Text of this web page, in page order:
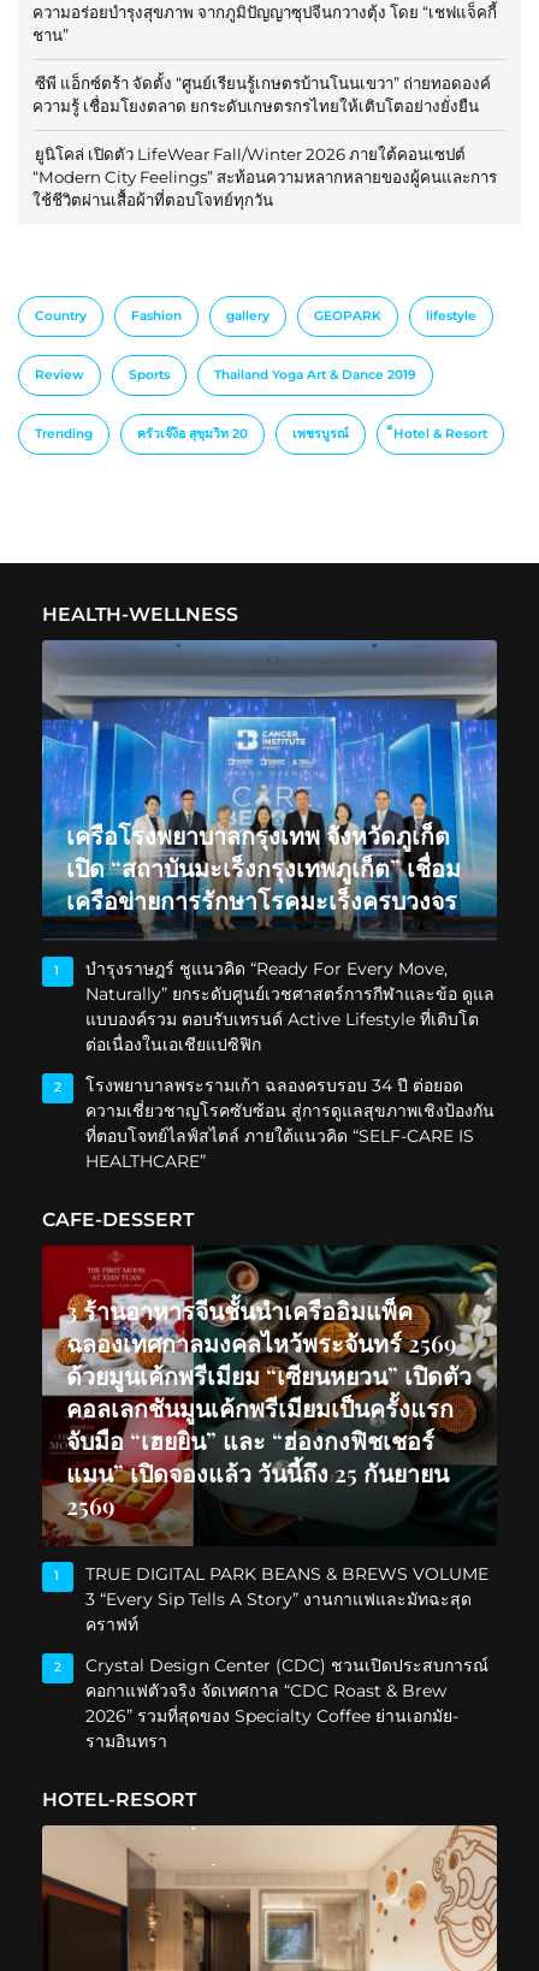
ความอร่อยบำรุงสุขภาพ จากภูมิปัญญาซุปจีนกวางตุ้ง โดย “เชฟแจ็คกี้
ชาน”
ซีพี แอ็กซ์ตร้า จัดตั้ง “ศูนย์เรียนรู้เกษตรบ้านโนนเขวา” ถ่ายทอดองค์
ความรู้ เชื่อมโยงตลาด ยกระดับเกษตรกรไทยให้เติบโตอย่างยั่งยืน
ยูนิโคล่ เปิดตัว LifeWear Fall/Winter 2026 ภายใต้คอนเซปต์
“Modern City Feelings” สะท้อนความหลากหลายของผู้คนและการ
ใช้ชีวิตผ่านเสื้อผ้าที่ตอบโจทย์ทุกวัน
Country Fashion gallery GEOPARK lifestyle
Review Sports Thailand Yoga Art & Dance 2019
Trending ครัวเจ๊ง้อ สุขุมวิท 20 เพชรบูรณ์ ็Hotel & Resort
HEALTH-WELLNESS
เครือโรงพยาบาลกรุงเทพ จังหวัดภูเก็ต
เปิด “สถาบันมะเร็งกรุงเทพภูเก็ต” เชื่อม
เครือข่ายการรักษาโรคมะเร็งครบวงจร
1
บำรุงราษฎร์ ชูแนวคิด “Ready For Every Move,
Naturally” ยกระดับศูนย์เวชศาสตร์การกีฬาและข้อ ดูแล
แบบองค์รวม ตอบรับเทรนด์ Active Lifestyle ที่เติบโต
ต่อเนื่องในเอเชียแปซิฟิก
2
โรงพยาบาลพระรามเก้า ฉลองครบรอบ 34 ปี ต่อยอด
ความเชี่ยวชาญโรคซับซ้อน สู่การดูแลสุขภาพเชิงป้องกัน
ที่ตอบโจทย์ไลฟ์สไตล์ ภายใต้แนวคิด “SELF-CARE IS
HEALTHCARE”
CAFE-DESSERT
3 ร้านอาหารจีนชั้นนำเครืออิมแพ็ค
ฉลองเทศกาลมงคลไหว้พระจันทร์ 2569
ด้วยมูนเค้กพรีเมียม “เซียนหยวน” เปิดตัว
คอลเลกชันมูนเค้กพรีเมียมเป็นครั้งแรก
จับมือ “เฮยยิน” และ “ฮ่องกงฟิชเชอร์
แมน” เปิดจองแล้ว วันนี้ถึง 25 กันยายน
2569
1
TRUE DIGITAL PARK BEANS & BREWS VOLUME
3 “Every Sip Tells A Story” งานกาแฟและมัทฉะสุด
คราฟท์
2
Crystal Design Center (CDC) ชวนเปิดประสบการณ์
คอกาแฟตัวจริง จัดเทศกาล “CDC Roast & Brew
2026” รวมที่สุดของ Specialty Coffee ย่านเอกมัย-
รามอินทรา
HOTEL-RESORT